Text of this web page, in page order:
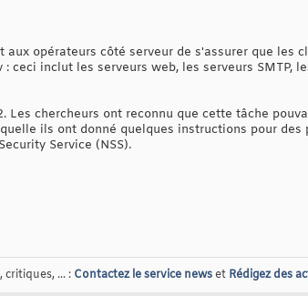
opérateurs côté serveur de s'assurer que les
ceci inclut les serveurs web, les serveurs SMTP,
Les chercheurs ont reconnu que cette tâche
ils ont donné quelques instructions pour des
Service (NSS).
... : Contactez le service newset Rédigez des